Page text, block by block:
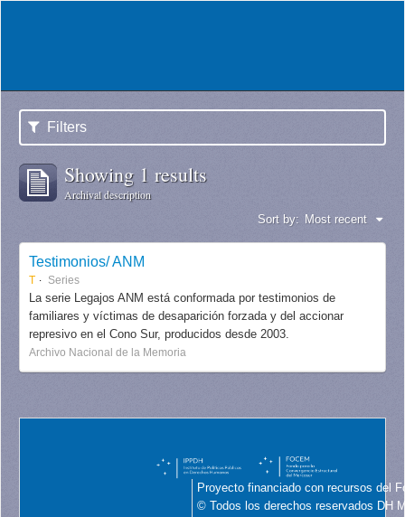
Filters
Showing 1 results
Archival description
Sort by: Most recent
Testimonios/ ANM
T Series
La serie Legajos ANM está conformada por testimonios de
familiares y víctimas de desaparición forzada y del accionar
represivo en el Cono Sur, producidos desde 2003.
Archivo Nacional de la Memoria
Proyecto financiado con recursos del
© Todos los derechos reservados DH